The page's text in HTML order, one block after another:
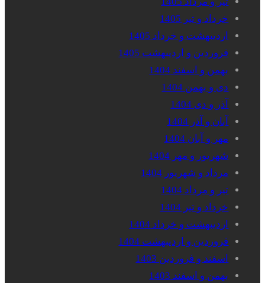
خرداد و تیر 1405
اردیبهشت و خرداد 1405
فروردین و اردیبهشت 1405
بهمن و اسفند 1404
دی و بهمن 1404
آذر و دی 1404
آبان و آذر 1404
مهر و آبان 1404
شهریور و مهر 1404
مرداد و شهریور 1404
تیر و مرداد 1404
خرداد و تیر 1404
اردیبهشت و خرداد 1404
فروردین و اردیبهشت 1404
اسفند و فروردین 1403
بهمن و اسفند 1403